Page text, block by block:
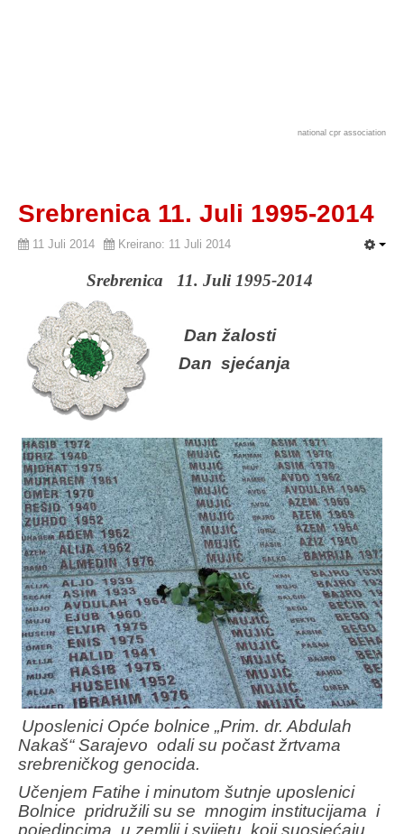
national cpr association
Srebrenica 11. Juli 1995-2014
11 Juli 2014 Kreirano: 11 Juli 2014
Srebrenica 11. Juli 1995-2014
Dan žalosti
Dan sjećanja
Uposlenici Opće bolnice „Prim. dr. Abdulah
Nakaš“ Sarajevo odali su počast žrtvama
srebreničkog genocida.
Učenjem Fatihe i minutom šutnje uposlenici
Bolnice pridružili su se mnogim institucijama i
pojedincima u zemlji i svijetu koji suosjećaju